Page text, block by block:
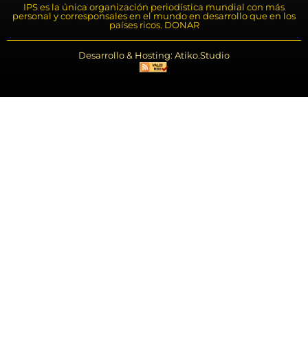
IPS es la única organización periodística mundial con más
personal y corresponsales en el mundo en desarrollo que en los
países ricos. DONAR
Desarrollo & Hosting: Atiko.Studio